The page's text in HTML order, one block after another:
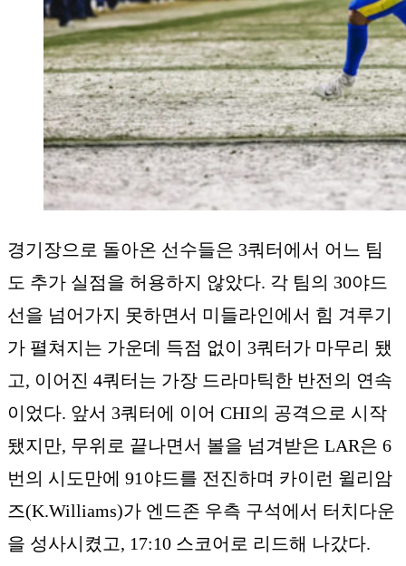
경기장으로 돌아온 선수들은 3쿼터에서 어느 팀
도 추가 실점을 허용하지 않았다. 각 팀의 30야드
선을 넘어가지 못하면서 미들라인에서 힘 겨루기
가 펼쳐지는 가운데 득점 없이 3쿼터가 마무리 됐
고, 이어진 4쿼터는 가장 드라마틱한 반전의 연속
이었다. 앞서 3쿼터에 이어 CHI의 공격으로 시작
됐지만, 무위로 끝나면서 볼을 넘겨받은 LAR은 6
번의 시도만에 91야드를 전진하며 카이런 윌리암
즈(K.Williams)가 엔드존 우측 구석에서 터치다운
을 성사시켰고, 17:10 스코어로 리드해 나갔다.